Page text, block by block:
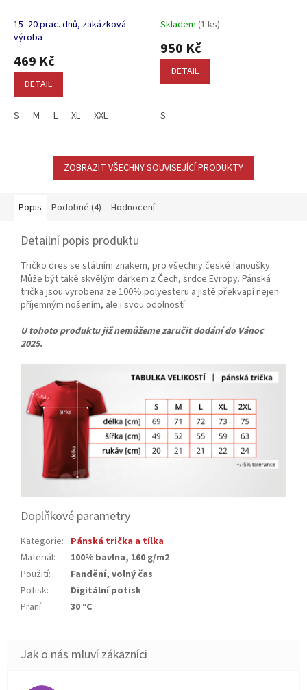
15–20 prac. dnů, zakázková
výroba
469 Kč
DETAIL
S M L XL XXL
Skladem (1 ks)
950 Kč
DETAIL
S
ZOBRAZIT VŠECHNY SOUVISEJÍCÍ PRODUKTY
Popis Podobné (4) Hodnocení
Detailní popis produktu
Tričko dres se státním znakem, pro všechny české fanoušky.
Může být také skvělým dárkem z Čech, srdce Evropy. Pánská
trička jsou vyrobena ze 100% polyesteru a jistě překvapí nejen
příjemným nošením, ale i svou odolností.
U tohoto produktu již nemůžeme zaručit dodání do Vánoc
2025.
Doplňkové parametry
Kategorie: Pánská trička a tílka
Materiál:
100% bavlna, 160 g/m2
Použití:
Fandění, volný čas
Potisk:
Digitální potisk
Praní: 30 °C